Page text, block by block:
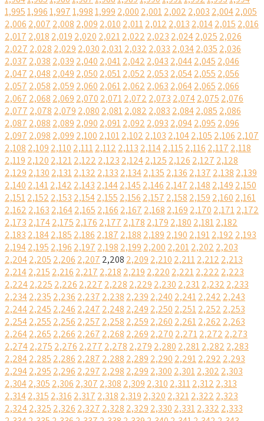
1,9951,9961,9971,9981,999 2,000 2,0012,002 2,003 2,0042,005
2,006 2,007 2,008 2,009 2,010 2,0112,012 2,013 2,0142,015 2,016
2,017 2,018 2,019 2,020 2,0212,022 2,023 2,0242,025 2,026
2,027 2,028 2,029 2,030 2,0312,032 2,033 2,0342,035 2,036
2,037 2,038 2,039 2,040 2,0412,042 2,043 2,0442,045 2,046
2,047 2,048 2,049 2,050 2,0512,052 2,053 2,0542,055 2,056
2,057 2,058 2,059 2,060 2,0612,062 2,063 2,0642,065 2,066
2,067 2,068 2,069 2,070 2,0712,072 2,073 2,0742,075 2,076
2,077 2,078 2,079 2,080 2,0812,082 2,083 2,0842,085 2,086
2,087 2,088 2,089 2,090 2,0912,092 2,093 2,0942,095 2,096
2,097 2,098 2,099 2,100 2,1012,102 2,103 2,1042,105 2,106 2,107
2,108 2,109 2,110 2,1112,112 2,113 2,1142,115 2,116 2,117 2,118
2,119 2,120 2,1212,122 2,123 2,1242,125 2,126 2,127 2,128
2,129 2,130 2,1312,132 2,133 2,1342,135 2,136 2,137 2,138 2,139
2,140 2,1412,142 2,143 2,1442,145 2,146 2,147 2,148 2,149 2,150
2,1512,152 2,153 2,1542,155 2,156 2,157 2,158 2,159 2,160 2,161
2,162 2,163 2,1642,165 2,166 2,167 2,168 2,169 2,170 2,1712,172
2,173 2,1742,175 2,176 2,177 2,178 2,179 2,180 2,1812,182
2,183 2,1842,185 2,186 2,187 2,188 2,189 2,190 2,1912,192 2,193
2,1942,195 2,196 2,197 2,198 2,199 2,200 2,2012,202 2,203
2,2042,205 2,206 2,207 2,208 2,209 2,210 2,2112,212 2,213
2,2142,215 2,216 2,217 2,218 2,219 2,220 2,2212,222 2,223
2,2242,225 2,226 2,227 2,228 2,229 2,230 2,2312,232 2,233
2,2342,235 2,236 2,237 2,238 2,239 2,240 2,2412,242 2,243
2,2442,245 2,246 2,247 2,248 2,249 2,250 2,2512,252 2,253
2,2542,255 2,256 2,257 2,258 2,259 2,260 2,2612,262 2,263
2,2642,265 2,266 2,267 2,268 2,269 2,270 2,2712,272 2,273
2,2742,275 2,276 2,277 2,278 2,279 2,280 2,2812,282 2,283
2,2842,285 2,286 2,287 2,288 2,289 2,290 2,2912,292 2,293
2,2942,295 2,296 2,297 2,298 2,299 2,300 2,3012,302 2,303
2,3042,305 2,306 2,307 2,308 2,309 2,310 2,3112,312 2,313
2,3142,315 2,316 2,317 2,318 2,319 2,320 2,3212,322 2,323
2,3242,325 2,326 2,327 2,328 2,329 2,330 2,3312,332 2,333